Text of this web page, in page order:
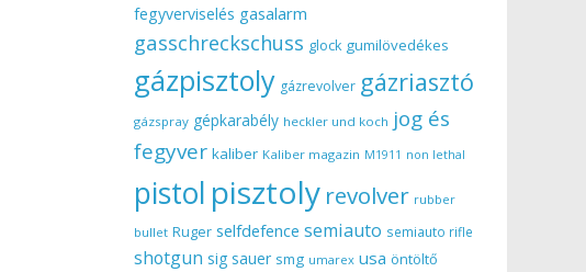
fegyverviselés gasalarm
gasschreckschuss glock gumilövedékes
gázpisztoly gázrevolver gázriasztó
gázspray gépkarabély heckler und koch jog és
fegyver kaliber Kaliber magazin M1911 non lethal
pistol pisztoly revolver rubber
bullet Ruger selfdefence semiauto semiauto rifle
shotgun sig sauer smg umarex usa öntöltő